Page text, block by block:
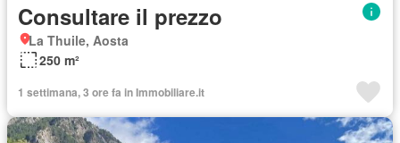
Consultare il prezzo
La Thuile, Aosta
250 m²
1 settimana, 3 ore fa in Immobiliare.it